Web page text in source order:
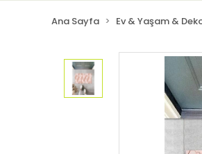
Ana Sayfa Ev & Yaşam &